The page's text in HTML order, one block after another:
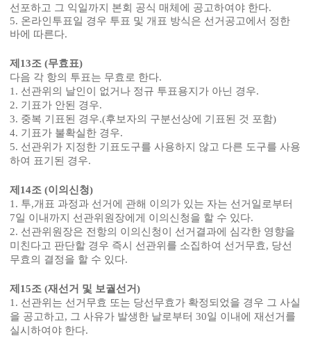
선포하고 그 익일까지 본회 공식 매체에 공고하여야 한다.
5. 온라인투표일 경우 투표 및 개표 방식은 선거공고에서 정한
바에 따른다.
제 13조(무효표)
다음 각 항의 투표는 무효로 한다.
1. 선관위의 날인이 없거나 정규 투표용지가 아닌 경우.
2. 기표가 안된 경우.
3. 중복 기표된 경우.(후보자의 구분선상에 기표된 것 포함)
4. 기표가 불확실한 경우.
5. 선관위가 지정한 기표도구를 사용하지 않고 다른 도구를 사용
하여 표기된 경우.
제 14조(이의신청)
1. 투,개표 과정과 선거에 관해 이의가 있는 자는 선거일로부터
7일 이내까지 선관위원장에게 이의신청을 할 수 있다.
2. 선관위원장은 전항의 이의신청이 선거결과에 심각한 영향을
미친다고 판단할 경우 즉시 선관위를 소집하여 선거무효, 당선
무효의 결정을 할 수 있다.
제 15조(재선거 및 보궐선거)
1. 선관위는 선거무효 또는 당선무효가 확정되었을 경우 그 사실
을 공고하고, 그 사유가 발생한 날로부터30일 이내에 재선거를
실시하여야 한다.